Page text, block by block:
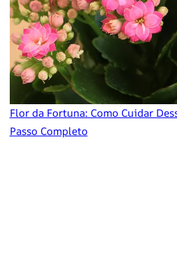
Flor da Fortuna: Como Cuidar
Passo Completo